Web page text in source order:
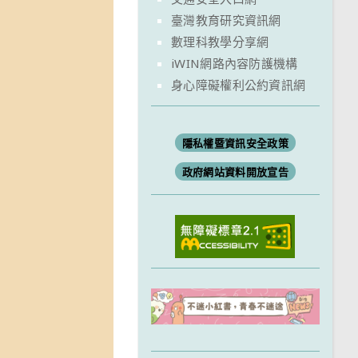
臺灣教育研究資訊網
數理科教學分享網
iWIN網路內容防護機構
身心障礙權利公約資訊網
隱私權暨資訊安全政策
政府網站資料開放宣告